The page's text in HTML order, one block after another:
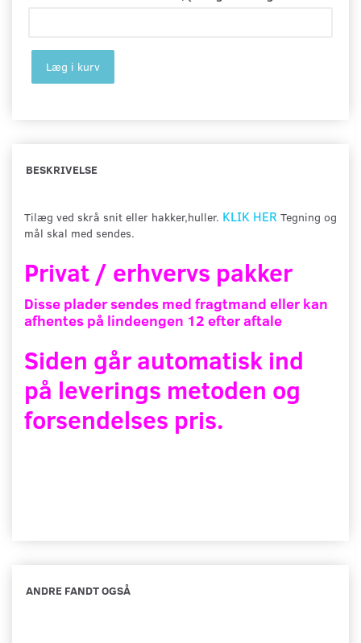
Læg i kurv
BESKRIVELSE
Tilæg ved skrå snit eller hakker,huller. KLIK HER Tegning og
mål skal med sendes.
Privat / erhvervs pakker
Disse plader sendes med fragtmand eller kan
afhentes på lindeengen 12 efter aftale
Siden går automatisk ind
på leverings metoden og
forsendelses pris.
ANDRE FANDT OGSÅ